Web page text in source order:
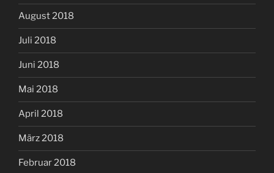
August 2018
Juli 2018
Juni 2018
Mai 2018
April 2018
März 2018
Februar 2018